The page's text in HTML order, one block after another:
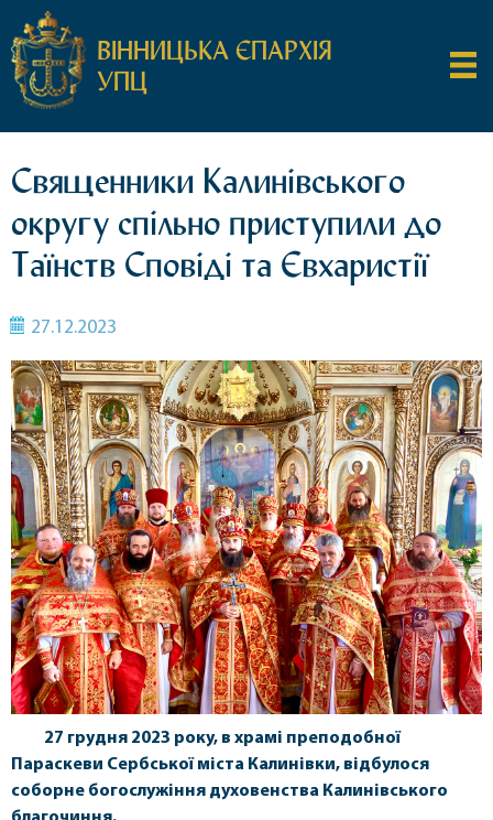
ВІННИЦЬКА ЄПАРХІЯ
УПЦ
Священники Калинівського
округу спільно приступили до
Таїнств Сповіді та Євхаристії
27.12.2023
27 грудня 2023 року, в храмі преподобної
Параскеви Сербської міста Калинівки, відбулося
соборне богослужіння духовенства Калинівського